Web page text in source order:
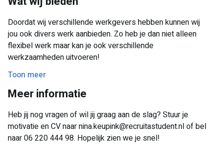
Chauffeurs
Wil jij op de hoogte blijven van onze openstaande
opdrachten in jouw regio? Dan kan jij contact opnemen met
ons!
Doordat wij verschillende werkgevers hebben kunnen wij
jou ook divers werk aanbieden. Zo heb je dan niet alleen
flexibel werk maar kan je ook verschillende
werkzaamheden uitvoeren!
Toon meer
Meer informatie
Heb jij nog vragen of wil jij graag aan de slag? Stuur je
motivatie en CV naar nina.keupink@recruitastudent.nl of bel
naar 06 220 444 98. Hopelijk zien we je snel!